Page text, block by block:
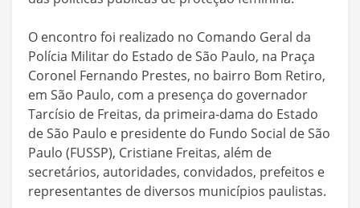
O encontro foi realizado no Comando Geral da
Polícia Militar do Estado de São Paulo, na Praça
Coronel Fernando Prestes, no bairro Bom Retiro,
em São Paulo, com a presença do governador
Tarcísio de Freitas, da primeira-dama do Estado
de São Paulo e presidente do Fundo Social de São
Paulo (FUSSP), Cristiane Freitas, além de
secretários, autoridades, convidados, prefeitos e
representantes de diversos municípios paulistas.